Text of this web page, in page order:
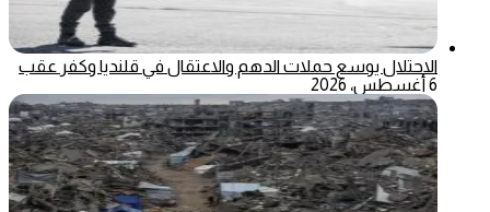
الاحتلال يوسع حملات الدهم والاعتقال في قلنديا وكفر عقب
6 أغسطس، 2026